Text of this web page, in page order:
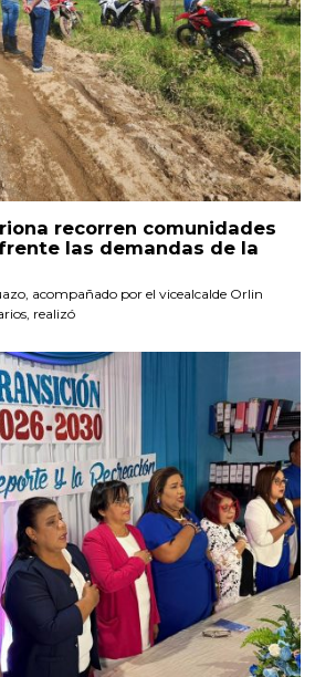
recorren comunidades
las demandas de la
acompañado por el vicealcalde Orlin
realizó